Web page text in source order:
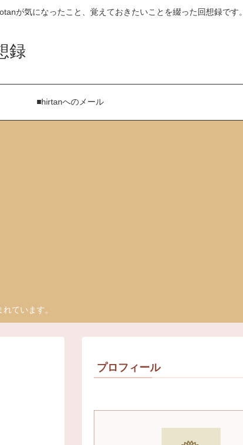
が気になったこと、覚えておきたいことを綴った回想録です。
録
■hirtanへのメール
ています。
プロフィール